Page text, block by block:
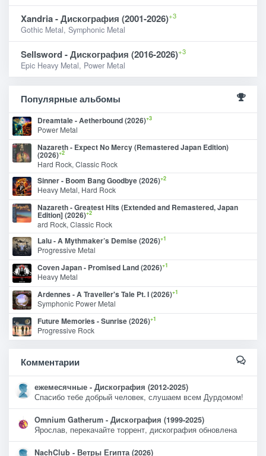
Xandria - Дискография (2001-2026)+3
Gothic Metal, Symphonic Metal
Sellsword - Дискография (2016-2026)+3
Epic Heavy Metal, Power Metal
Популярные альбомы
Dreamtale - Aetherbound (2026)+3
Power Metal
Nazareth - Expect No Mercy (Remastered Japan Edition)
(2026)+2
Hard Rock, Classic Rock
Sinner - Boom Bang Goodbye (2026)+2
Heavy Metal, Hard Rock
Nazareth - Greatest Hits (Extended and Remastered, Japan
Edition] (2026)+2
ard Rock, Classic Rock
Lalu - A Mythmaker’s Demise (2026)+1
Progressive Metal
Coven Japan - Promised Land (2026)+1
Heavy Metal
Ardennes - A Traveller's Tale Pt. I (2026)+1
Symphonic Power Metal
Future Memories - Sunrise (2026)+1
Progressive Rock
Комментарии
ежемесячные - Дискография (2012-2025)
Спасибо тебе добрый человек, слушаем всем Дурдомом!
Omnium Gatherum - Дискография (1999-2025)
Ярослав, перекачайте торрент, дискография обновлена
NachClub - Ветры Египта (2026)